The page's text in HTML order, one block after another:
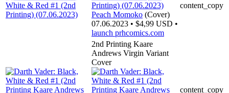
Peach Momoko (Cover)
07.06.2023 • $4,99 USD •
launch prhcomics.com
content_copy
2nd Printing Kaare
Andrews Virgin Variant
Cover
content_copy